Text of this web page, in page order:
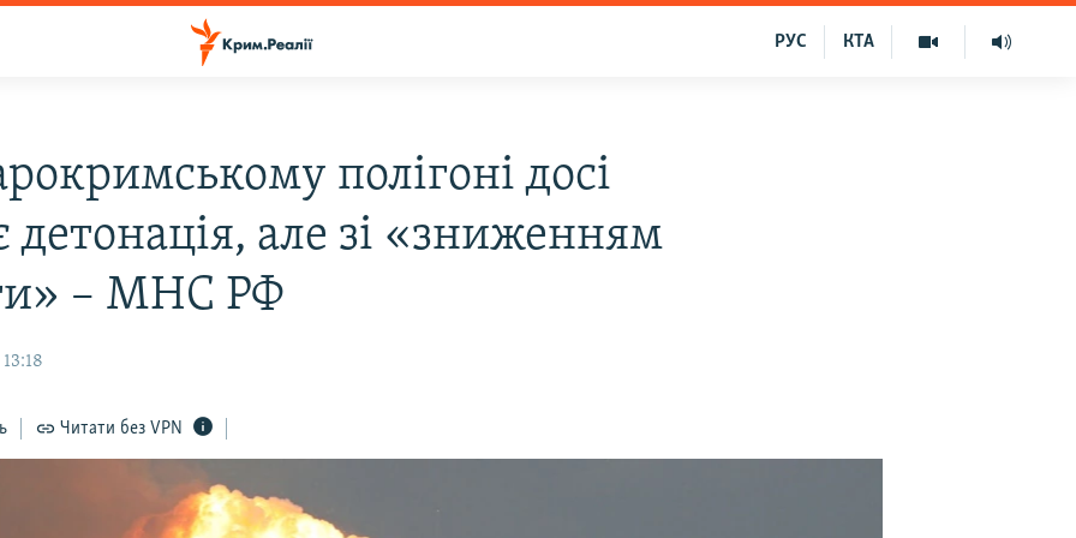
КТА
РУС
полігоні досі
детонація, але зі «зниженням
– МНС РФ
Читати без VPN